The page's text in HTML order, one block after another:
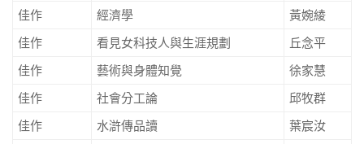
佳作
經濟學
黃婉綾
佳作
看見女科技人與生涯規劃
丘念平
佳作
藝術與身體知覺
徐家慧
佳作
社會分工論
邱牧群
佳作
水滸傳品讀
葉宸汝